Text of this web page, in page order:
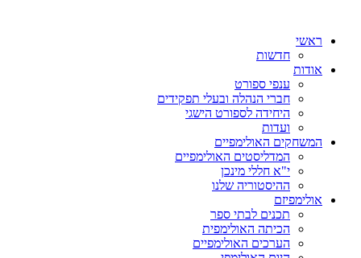
ראשי
חדשות
אודות
ענפי ספורט
חברי הנהלה ובעלי תפקידים
היחידה לספורט הישגי
ועדות
המשחקים האולימפיים
המדליסטים האולימפיים
י"א חללי מינכן
ההיסטוריה שלנו
אולימפיזם
תכנים לבתי ספר
הכיתה האולימפית
הערכים האולימפיים